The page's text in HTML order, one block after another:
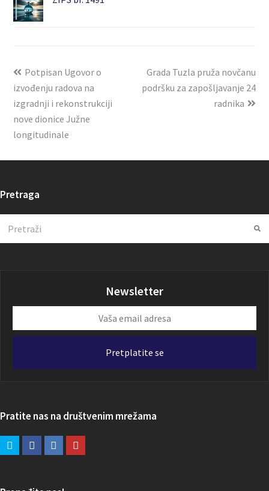
Potpisan Ugovor o
izvođenju radova na
izgradnji i rekonstrukciji
nove dionice Južne
longitudinale
Grada Tuzla pruža novčanu
podršku za zapošljavanje 24
radnika
Pretraga
Newsletter
email
Pretplatite se
Pratite nas na društvenim mrežama